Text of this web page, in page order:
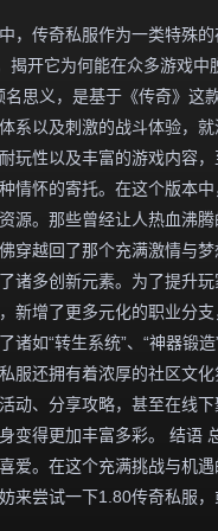
，传奇私服作为一类特殊
揭开它为何能在众多游戏
思义，是基于《传奇》这
系以及刺激的战斗体验，
玩性以及丰富的游戏内容
情怀的寄托。在这个版本
源。那些曾经让人热血沸
穿越回了那个充满激情与
诸多创新元素。为了提升
新增了更多元化的职业分
诸如“转生系统”、“神器锻
服还拥有着浓厚的社区文
动、分享攻略，甚至在线
变得更加丰富多彩。 结语
爱。在这个充满挑战与机
来尝试一下1.80传奇私服